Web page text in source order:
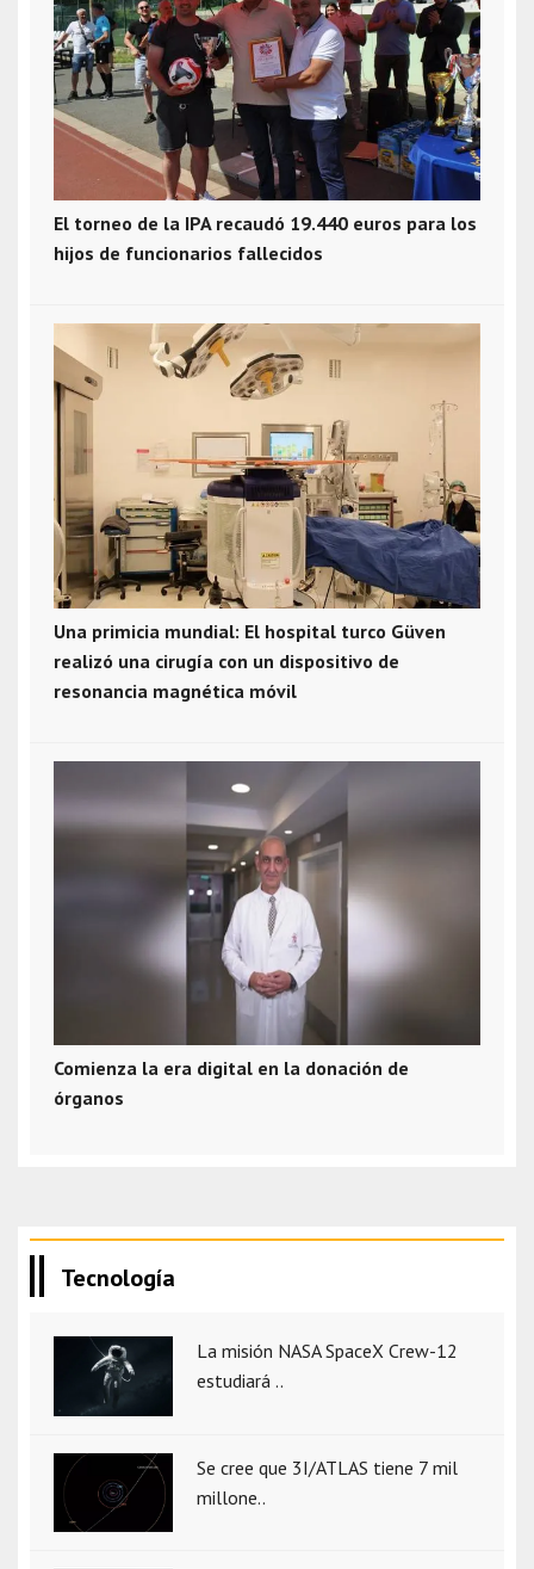
El torneo de la IPA recaudó 19.440 euros para los
hijos de funcionarios fallecidos
Una primicia mundial: El hospital turco Güven
realizó una cirugía con un dispositivo de
resonancia magnética móvil
Comienza la era digital en la donación de
órganos
Tecnología
La misión NASA SpaceX Crew-12
estudiará ..
Se cree que 3I/ATLAS tiene 7 mil
millone..